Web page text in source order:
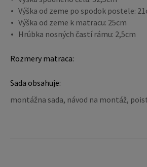
Výška od zeme po spodok postele:
Výška od zeme k matracu: 25cm
Hrúbka nosných častí rámu: 2,5cm
Rozmery matraca:
Sada obsahuje:
montážna sada, návod na montáž,